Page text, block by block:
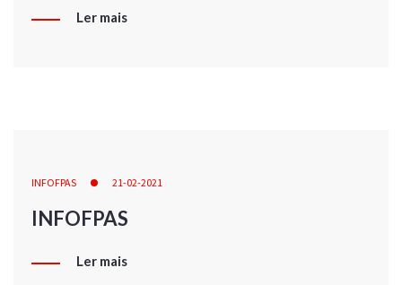
Ler mais
INFOFPAS 21-02-2021
INFOFPAS
Ler mais